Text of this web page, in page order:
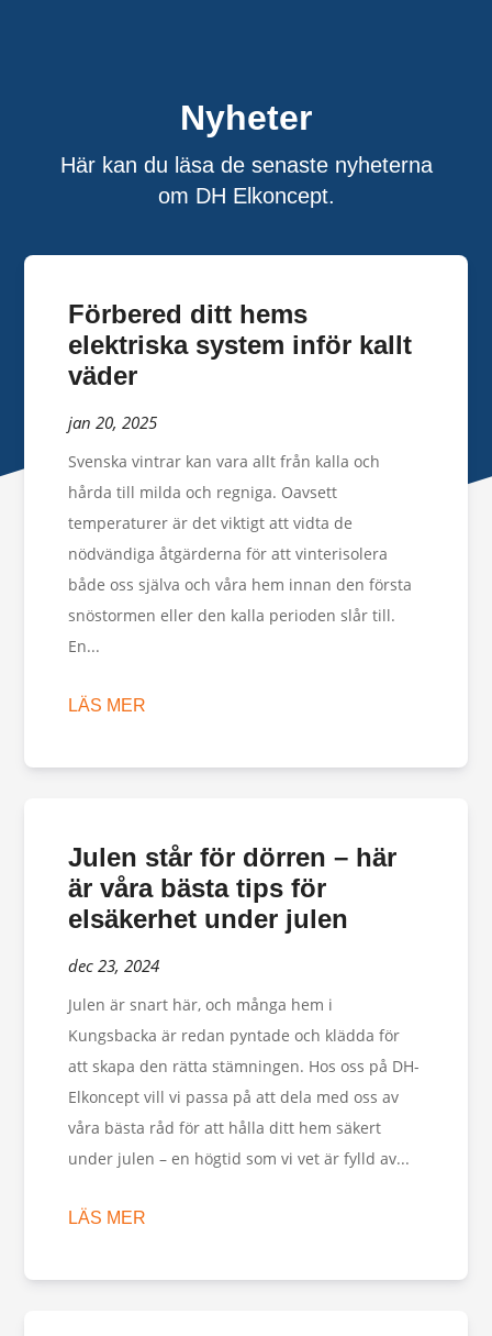
Nyheter
Här kan du läsa de senaste nyheterna
om DH Elkoncept.
Förbered ditt hems
elektriska system inför kallt
väder
jan 20, 2025
Svenska vintrar kan vara allt från kalla och
hårda till milda och regniga. Oavsett
temperaturer är det viktigt att vidta de
nödvändiga åtgärderna för att vinterisolera
både oss själva och våra hem innan den första
snöstormen eller den kalla perioden slår till.
En...
LÄS MER
Julen står för dörren – här
är våra bästa tips för
elsäkerhet under julen
dec 23, 2024
Julen är snart här, och många hem i
Kungsbacka är redan pyntade och klädda för
att skapa den rätta stämningen. Hos oss på DH-
Elkoncept vill vi passa på att dela med oss av
våra bästa råd för att hålla ditt hem säkert
under julen – en högtid som vi vet är fylld av...
LÄS MER